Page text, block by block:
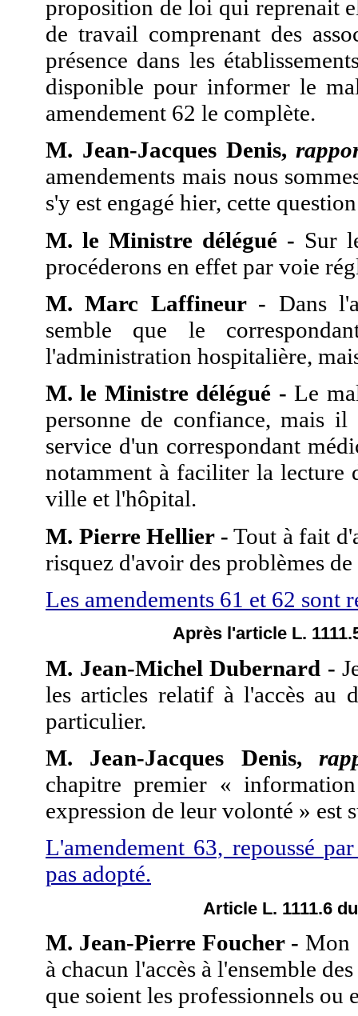
proposition de loi qui reprenait
de travail comprenant des
présence dans les
disponible pour informer le
amendement 62 le complète.
M. Jean-Jacques Denis,
amendements mais nous
s'y est engagé hier, cette
M. le Ministre délégué - Sur
procéderons en effet par voie
M. Marc Laffineur - Dans
semble que le
l'administration hospitalière,
M. le Ministre délégué - Le
personne de confiance, mais
service d'un correspondant
notamment à faciliter la lecture
ville et l'hôpital.
M. Pierre Hellier - Tout à fait
risquez d'avoir des problèmes
Les amendements 61 et 62 sont
Après l'article L.
M. Jean-Michel Dubernard -
les articles relatif à l'accès au
particulier.
M. Jean-Jacques Denis,
chapitre premier «
expression de leur volonté » est
L'amendement 63, repoussé
pas adopté.
Article L. 1111.6
M. Jean-Pierre Foucher - Mon
à chacun l'accès à l'ensemble
que soient les professionnels ou